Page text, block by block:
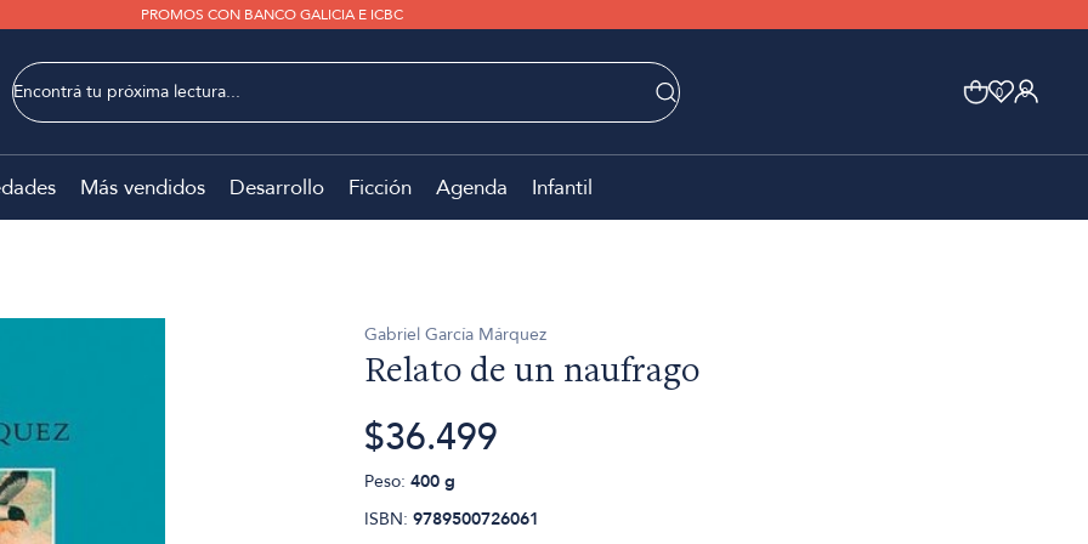
PROMOS CON BANCO GALICIA E ICBC
0 0
Más vendidos Desarrollo Ficción Agenda Infantil
Gabriel García Márquez
Relato de un naufrago
$36.499
Peso: 400 g
ISBN: 9789500726061